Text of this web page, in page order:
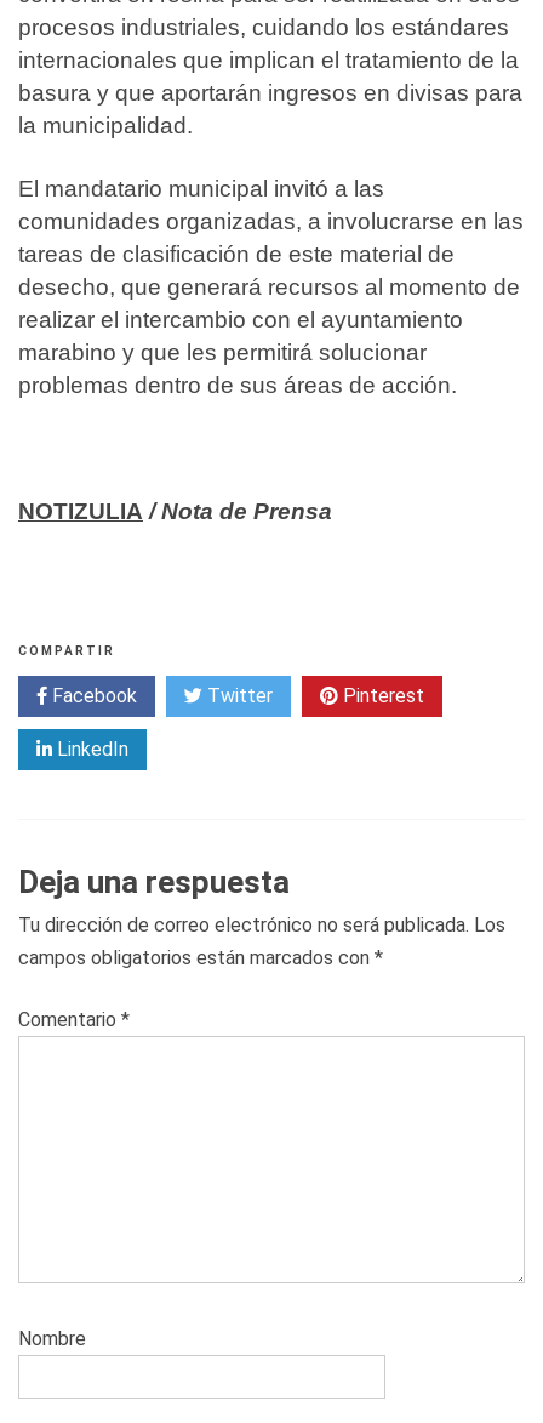
procesos industriales, cuidando los estándares
internacionales que implican el tratamiento de la
basura y que aportarán ingresos en divisas para
la municipalidad.
El mandatario municipal invitó a las
comunidades organizadas, a involucrarse en las
tareas de clasificación de este material de
desecho, que generará recursos al momento de
realizar el intercambio con el ayuntamiento
marabino y que les permitirá solucionar
problemas dentro de sus áreas de acción.
NOTIZULIA / Nota de Prensa
COMPARTIR
Facebook Twitter Pinterest
LinkedIn
Deja una respuesta
Tu dirección de correo electrónico no será publicada. Los
campos obligatorios están marcados con *
Comentario *
Nombre